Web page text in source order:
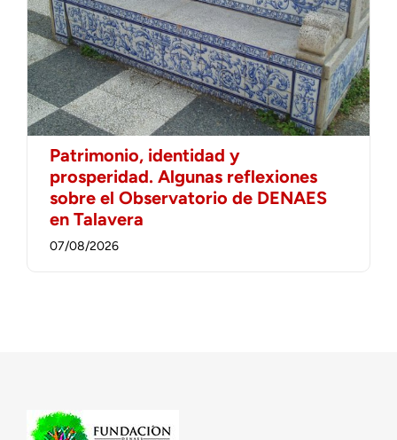
Patrimonio, identidad y
prosperidad. Algunas reflexiones
sobre el Observatorio de DENAES
en Talavera
07/08/2026